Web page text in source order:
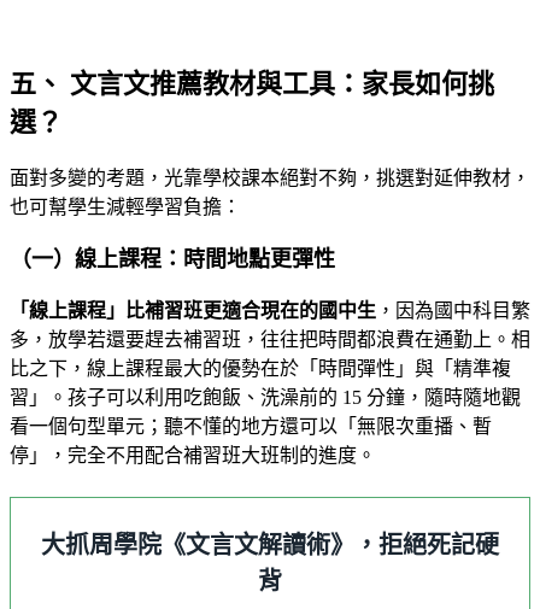
五、 文言文推薦教材與工具：家長如何挑
選？
面對多變的考題，光靠學校課本絕對不夠，挑選對延伸教材，
也可幫學生減輕學習負擔：
（一）線上課程：時間地點更彈性
「線上課程」比補習班更適合現在的國中生 ，因為國中科目繁
多，放學若還要趕去補習班，往往把時間都浪費在通勤上。相
比之下，線上課程最大的優勢在於「時間彈性」與「精準複
習」。孩子可以利用吃飽飯、洗澡前的 15 分鐘，隨時隨地觀
看一個句型單元；聽不懂的地方還可以「無限次重播、暫
停」，完全不用配合補習班大班制的進度。
大抓周學院《文言文解讀術》，拒絕死記硬
背